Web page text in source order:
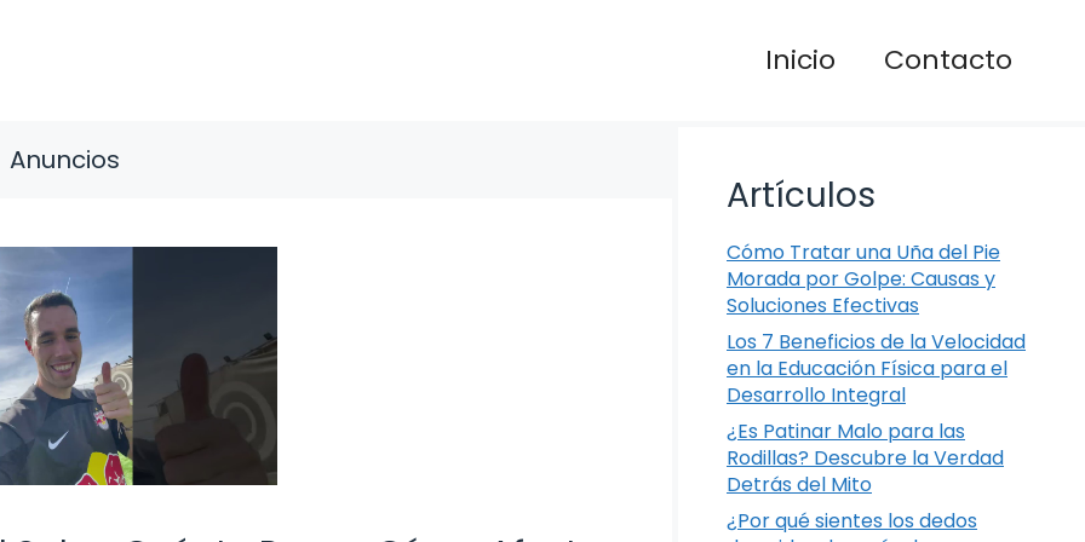
Inicio Contacto
Anuncios
Artículos
Cómo Tratar una Uña del Pie
Morada por Golpe: Causas y
Soluciones Efectivas
Los 7 Beneficios de la Velocidad
en la Educación Física para el
Desarrollo Integral
¿Es Patinar Malo para las
Rodillas? Descubre la Verdad
Detrás del Mito
¿Por qué sientes los dedos